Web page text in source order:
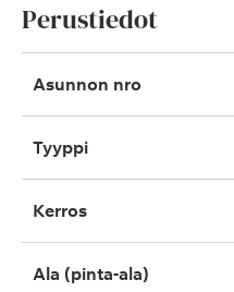
Perustiedot
Asunnon nro
Tyyppi
Kerros
Ala (pinta-ala)